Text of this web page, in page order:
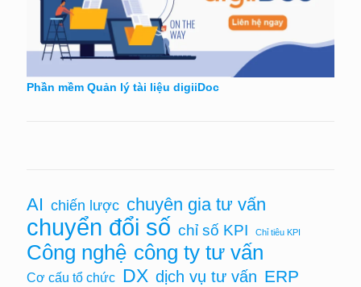
Phần mềm Quản lý tài liệu digiiDoc
AI chiến lược chuyên gia tư vấn
chuyển đổi số chỉ số KPI Chỉ tiêu KPI
Công nghệ công ty tư vấn
Cơ cấu tổ chức DX dịch vụ tư vấn ERP